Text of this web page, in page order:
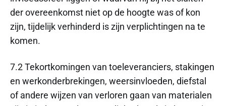
der overeenkomst niet op de hoogte was of kon
zijn, tijdelijk verhinderd is zijn verplichtingen na te
komen.
7.2 Tekortkomingen van toeleveranciers, stakingen
en werkonderbrekingen, weersinvloeden, diefstal
of andere wijzen van verloren gaan van materialen